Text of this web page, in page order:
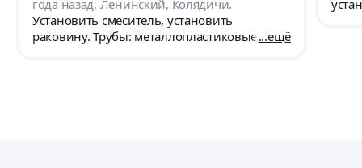
года назад, Ленинский, Колядичи.
Установить смеситель, установить
раковину. Трубы: металлопластиковые. ещё